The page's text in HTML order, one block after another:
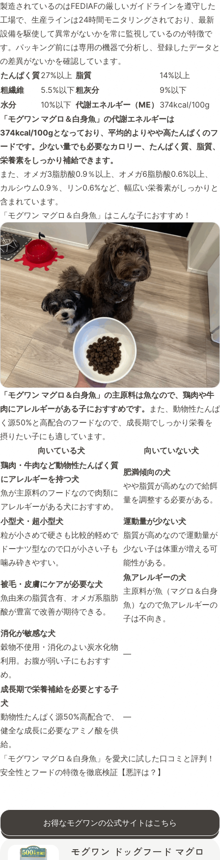
製造されているのはFEDIAFの厳しいガイドラインを遵守した
工場で、生産ラインは24時間モニタリングされており、最新
設備を駆使して異常がないかを常に監視しているのが特徴で
す。パッキング前には専用の機器で分析し、登録したデータと
の差異がないかを確認しています。
たんぱく質27%以上 脂質
14%以上
粗繊維
5.5%以下粗灰分
9%以下
水分
10%以下 代謝エネルギー（ME） 374kcal/100g
「モグワン マグロ＆白身魚 」の代謝エネルギーは
374kcal/100gとなっており、平均的よりやや高たんぱくのフ
ードです。少ない量でも必要なカロリー、たんぱく質、脂質、
栄養素をしっかり補給できます。
また、オメガ3脂肪酸0.9％以上、オメガ6脂肪酸0.6%以上、
カルシウム0.9％、リン0.6%など、幅広い栄養素がしっかりと
含まれています。
「モグワン マグロ＆白身魚」はこんな子におすすめ！
「モグワン マグロ＆白身魚」の主原料は魚なので、鶏肉や牛
肉にアレルギーがある子におすすめです。
また、動物性たんぱ
く源50%と高配合のフードなので、成長期でしっかり栄養を
摂りたい子にも適しています。
向いている犬
向いていない犬
鶏肉・牛肉など動物性たんぱく質
にアレルギーを持つ犬
魚が主原料のフードなので肉類に
アレルギーがある犬におすすめ。
肥満傾向の犬
やや脂質が高めなので給餌
量を調整する必要がある。
小型犬・超小型犬
粒が小さめで硬さも比較的軽めで
ドーナツ型なので口が小さい子も
噛み砕きやすい。
運動量が少ない犬
脂質が高めなので運動量が
少ない子は体重が増える可
能性がある。
被毛・皮膚にケアが必要な犬
魚由来の脂質含有、オメガ系脂肪
酸が豊富で改善が期待できる。
魚アレルギーの犬
主原料が魚（マグロ＆白身
魚）なので魚アレルギーの
子は不向き。
消化が敏感な犬
穀物不使用・消化のよい炭水化物
利用。お腹が弱い子にもおすす
め。
—
成長期で栄養補給を必要とする子
犬
動物性たんぱく源50%高配合で、
健全な成長に必要なアミノ酸を供
給。
—
「モグワン マグロ＆白身魚」を愛犬に試した口コミと評判！
安全性とフードの特徴を徹底検証【悪評は？】
お得なモグワンの公式サイトはこちら
モグワン ドッグフード マグロ